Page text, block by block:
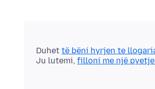
Duhet të bëni hyrjen te
Ju lutemi, filloni me një